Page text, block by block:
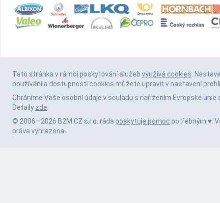
Tato stránka v rámci poskytování služeb využívá cookies.
používání a dostupnosti cookies můžete upravit v nastavení
Chráníme Vaše osobní údaje v souladu s nařízením Evropské unie
Detaily zde.
© 2006—2026 B2M.CZ s.r.o. ráda poskytuje pomoc potřebným ♥️.
práva vyhrazena.